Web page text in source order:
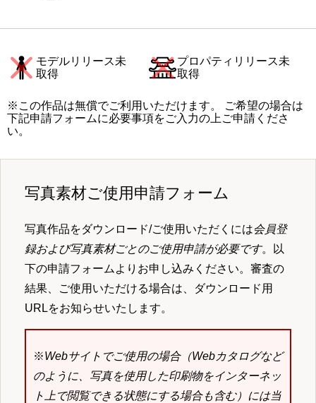
モデルリリース未
取得
プロパティリリース未
取得
※この作品は無償でご利用いただけます。 ご希望の場合は
下記申請フォームに必要事項をご入力の上ご申請くださ
い。
写真素材ご使用申請フォーム
写真作品をダウンロード/ご使用いただくには会員登
録および写真素材ごとのご使用申請が必要です。以
下の申請フォームよりお申し込みください。審査の
結果、ご使用いただける場合は、ダウンロード用
URLをお知らせいたします。
※Webサイトでご使用の場合（Webカタログなど
のように、写真を使用した印刷物をインターネッ
ト上で閲覧できる状態にする場合も含む）には当